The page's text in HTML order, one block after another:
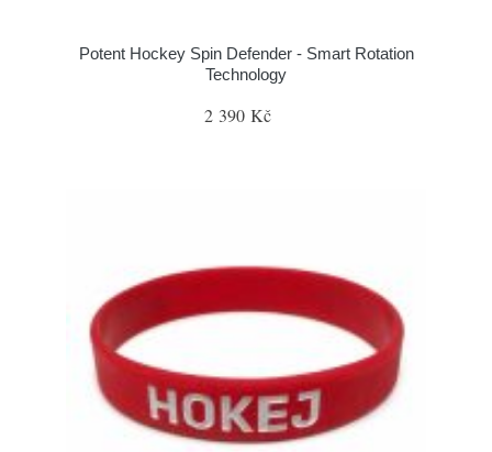
Potent Hockey Spin Defender - Smart Rotation
Technology
2 390 Kč